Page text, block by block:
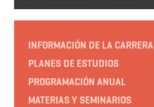
INFORMACIÓN DE LA CARRERA
PLANES DE ESTUDIOS
PROGRAMACIÓN ANUAL
MATERIAS Y SEMINARIOS